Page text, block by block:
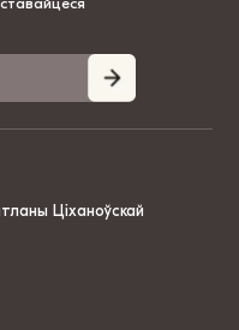
Ціханоўскай